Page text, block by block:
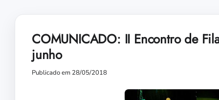
COMUNICADO: II Encontro de
junho
Publicado em 28/05/2018